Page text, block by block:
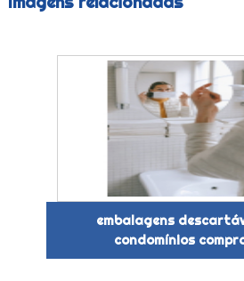
embalagens
condomínios